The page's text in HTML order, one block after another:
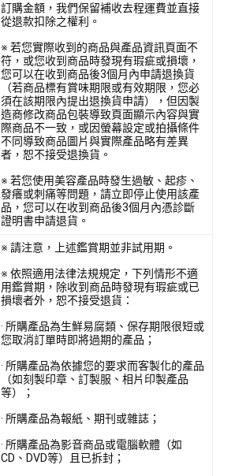
訂購金額，我們保留補收去程運費並直接
從退款扣除之權利。
※ 若您實際收到的商品與產品資訊頁面不
符，或您收到商品時發現有瑕疵或損壞，
您可以在收到商品後3個月內申請退換貨
（若商品標有賞味期限或有效期限，您必
須在該期限內提出退換貨申請），但因製
造商修改商品包裝導致頁面顯示內容與實
際商品不一致，或因螢幕設定或拍攝條件
不同導致商品圖片與實際產品略有差異
者，恕不接受退換貨。
※ 若您使用美容產品時發生過敏、起疹、
發癢或刺痛等問題，請立即停止使用該產
品，您可以在收到商品後3個月內憑診斷
證明書申請退貨。
※ 請注意，上述鑑賞期並非試用期。
※ 依照適用法律法規規定，下列情形不適
用鑑賞期，除收到商品時發現有瑕疵或已
損壞者外，恕不接受退貨：
· 所購產品為生鮮易腐類、保存期限很短或
您取消訂單時即將過期的產品；
· 所購產品為依據您的要求而客製化的產品
（如刻製印章、訂製服、相片印製產品
等）；
· 所購產品為報紙、期刊或雜誌；
· 所購產品為影音商品或電腦軟體（如
CD、DVD等）且已拆封；